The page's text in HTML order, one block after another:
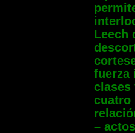
Leech
fuerza
clases
cuatro
–